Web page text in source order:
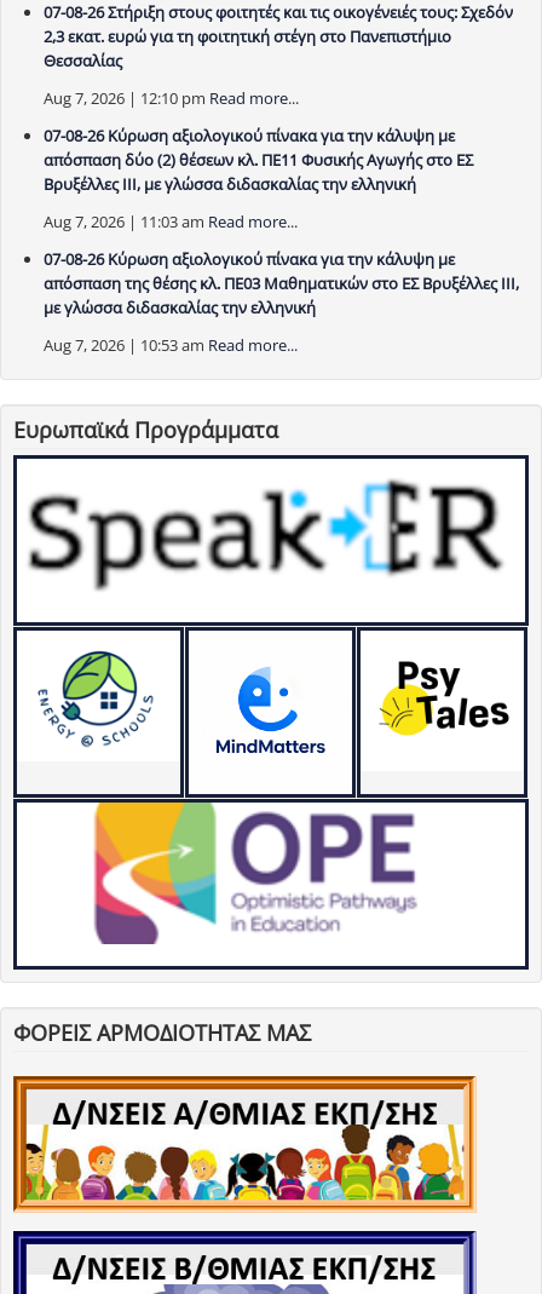
07-08-26 Στήριξη στους φοιτητές και τις οικογένειές τους: Σχεδόν
2,3 εκατ. ευρώ για τη φοιτητική στέγη στο Πανεπιστήμιο
Θεσσαλίας
Aug 7, 2026 | 12:10 pm Read more...
07-08-26 Κύρωση αξιολογικού πίνακα για την κάλυψη με
απόσπαση δύο (2) θέσεων κλ. ΠΕ11 Φυσικής Αγωγής στο ΕΣ
Βρυξέλλες ΙΙΙ, με γλώσσα διδασκαλίας την ελληνική
Aug 7, 2026 | 11:03 am Read more...
07-08-26 Κύρωση αξιολογικού πίνακα για την κάλυψη με
απόσπαση της θέσης κλ. ΠΕ03 Μαθηματικών στο ΕΣ Βρυξέλλες ΙΙΙ,
με γλώσσα διδασκαλίας την ελληνική
Aug 7, 2026 | 10:53 am Read more...
Ευρωπαϊκά Προγράμματα
ΦΟΡΕΙΣ ΑΡΜΟΔΙΟΤΗΤΑΣ ΜΑΣ